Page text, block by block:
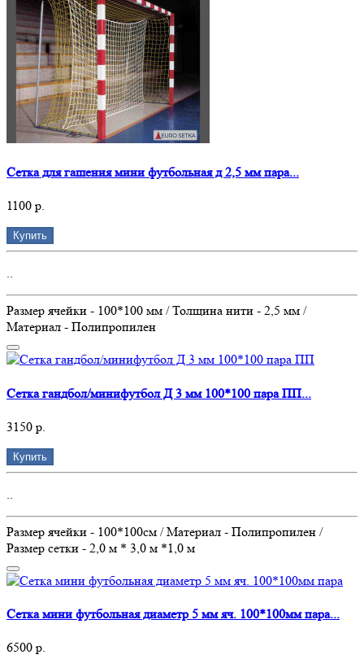
Сетка для гашения мини футбольная д 2,5 мм пара...
1100 р.
Купить
..
Размер ячейки - 100*100 мм / Толщина нити - 2,5 мм /
Материал - Полипропилен
Сетка гандбол/минифутбол Д 3 мм 100*100 пара ПП...
3150 р.
Купить
..
Размер ячейки - 100*100см / Материал - Полипропилен /
Размер сетки - 2,0 м * 3,0 м *1,0 м
Сетка мини футбольная диаметр 5 мм яч. 100*100мм пара...
6500 р.